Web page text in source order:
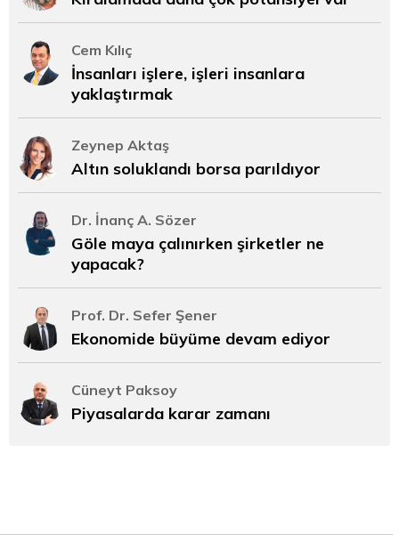
Cem Kılıç
İnsanları işlere, işleri insanlara
yaklaştırmak
Zeynep Aktaş
Altın soluklandı borsa parıldıyor
Dr. İnanç A. Sözer
Göle maya çalınırken şirketler ne
yapacak?
Prof. Dr. Sefer Şener
Ekonomide büyüme devam ediyor
Cüneyt Paksoy
Piyasalarda karar zamanı